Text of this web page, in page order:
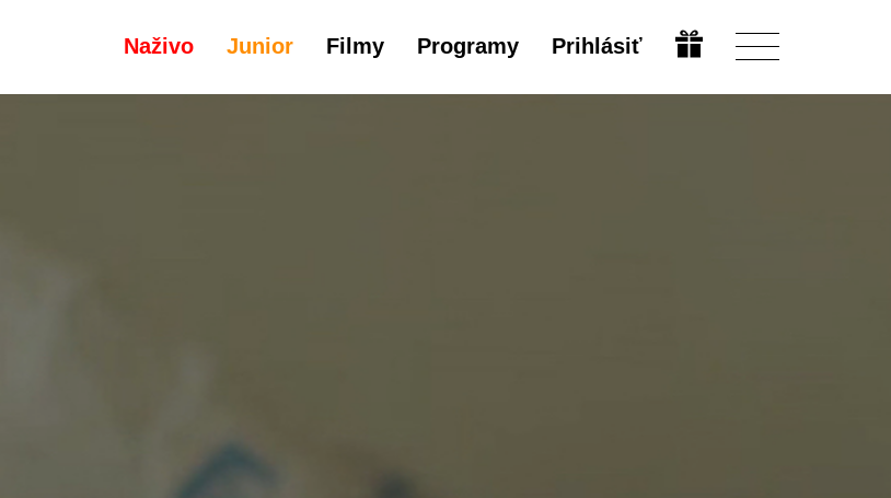
Naživo Junior Filmy Programy Prihlásiť